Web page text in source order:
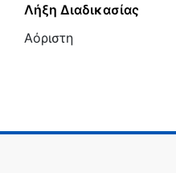
Λήξη Διαδικασίας
Αόριστη